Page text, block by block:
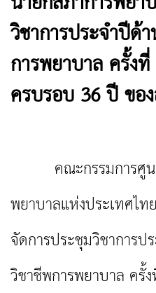
วิชาการประจำปีด้
การพยาบาล ครั้งที่
ครบรอบ 36 ปี ขอ
คณะกรรมการศูนย์
พยาบาลแห่งประเทศไ
จัดการประชุมวิชาการป
วิชาชีพการพยาบาล ครั้